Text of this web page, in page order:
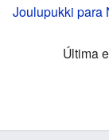
Joulupukki para
Última